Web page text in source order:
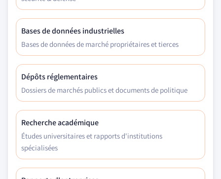
Bases de données industrielles
Bases de données de marché propriétaires et tierces
Dépôts réglementaires
Dossiers de marchés publics et documents de politique
Recherche académique
Études universitaires et rapports d'institutions
spécialisées